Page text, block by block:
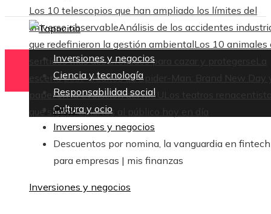
Los 10 telescopios que han ampliado los límites del
universo observableAnálisis de los accidentes
que redefinieron la gestión ambientalLos 10 animales
sentidos más desarrollados para cazar y protegerse La
escena post-créditos de Spider-Man: Brand New Day
papel en la evolución del MCU
Los teatros
que siguen abiertos al público hoy en día
Inversiones y negocios
Ciencia y tecnología
Responsabilidad social
Cultura y ocio
Inicio
Inversiones y negocios
Descuentos por nomina, la vanguardia en fintech
para empresas | mis finanzas
Inversiones y negocios